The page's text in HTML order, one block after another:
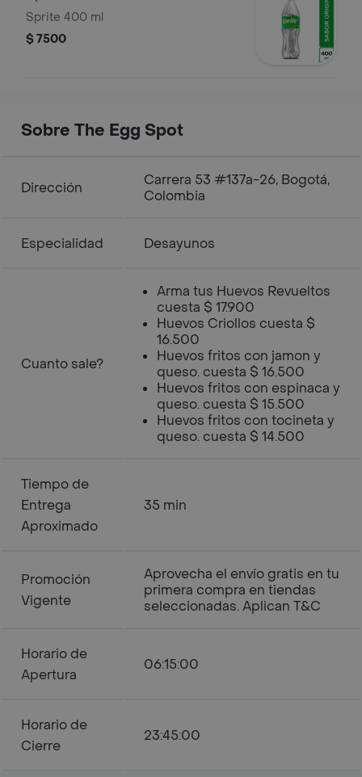
Sprite 400 ml
$ 7500
Sobre The Egg Spot
Dirección
Carrera 53 #137a-26, Bogotá,
Colombia
Especialidad Desayunos
Cuanto sale?
Arma tus Huevos Revueltos
cuesta $ 17.900
Huevos Criollos cuesta $
16.500
Huevos fritos con jamon y
queso. cuesta $ 16.500
Huevos fritos con espinaca y
queso. cuesta $ 15.500
Huevos fritos con tocineta y
queso. cuesta $ 14.500
Tiempo de
Entrega
Aproximado
35 min
Promoción
Vigente
Aprovecha el envío gratis en tu
primera compra en tiendas
seleccionadas. Aplican T&C
Horario de
Apertura
06:15:00
Horario de
Cierre
23:45:00